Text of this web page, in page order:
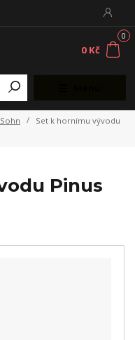
0
0 Kč
Set k hornímu vývodu
Pinus